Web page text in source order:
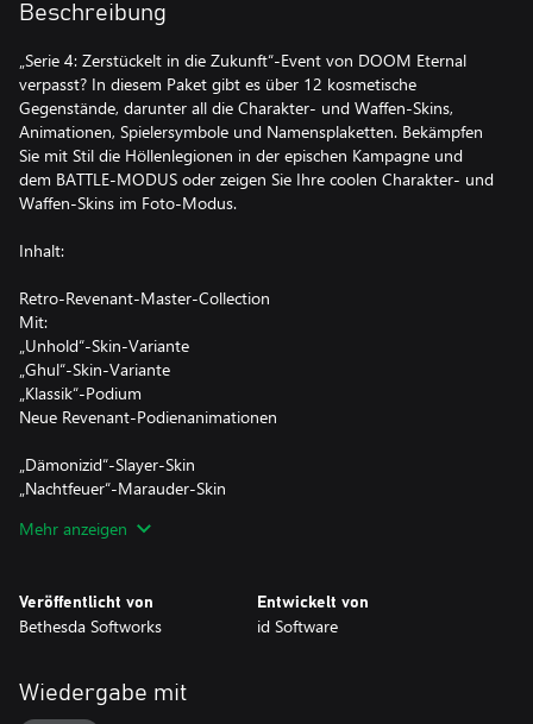
Beschreibung
„Serie 4: Zerstückelt in die Zukunft“-Event von DOOM Eternal
verpasst? In diesem Paket gibt es über 12 kosmetische
Gegenstände, darunter all die Charakter- und Waffen-Skins,
Animationen, Spielersymbole und Namensplaketten. Bekämpfen
Sie mit Stil die Höllenlegionen in der epischen Kampagne und
dem BATTLE-MODUS oder zeigen Sie Ihre coolen Charakter- und
Waffen-Skins im Foto-Modus.
Inhalt:
Retro-Revenant-Master-Collection
Mit:
„Unhold“-Skin-Variante
„Ghul“-Skin-Variante
„Klassik“-Podium
Neue Revenant-Podienanimationen
„Dämonizid“-Slayer-Skin
„Nachtfeuer“-Marauder-Skin
„Schaltplatte“-Chain-Gun-Skin
„Ghost Pepper“-Spielersymbol
„Sprite-Meister“-Spielersymbol
„Pixel-Krieger“-Namensplakette
„Pixel-Meister“-Namensplakette
Mehr anzeigen
Veröffentlicht von
Bethesda Softworks
Entwickelt von
id Software
Wiedergabe mit